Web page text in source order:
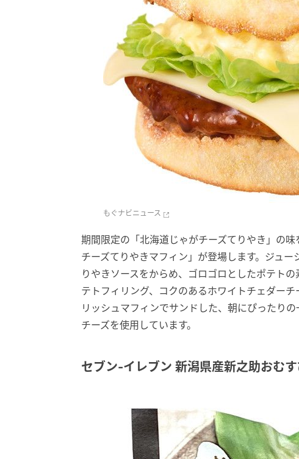
もぐナビニュース
期間限定の「北海道じゃがチーズてりやき」の
チーズてりやきマフィン」が登場します。ジュ
りやきソースをからめ、ゴロゴロとしたポテト
テトフィリング、コクのあるホワイトチェダー
リッシュマフィンでサンドした、朝にぴったり
チーズを使用しています。
セブン-イレブン 新潟県産新之助おむ